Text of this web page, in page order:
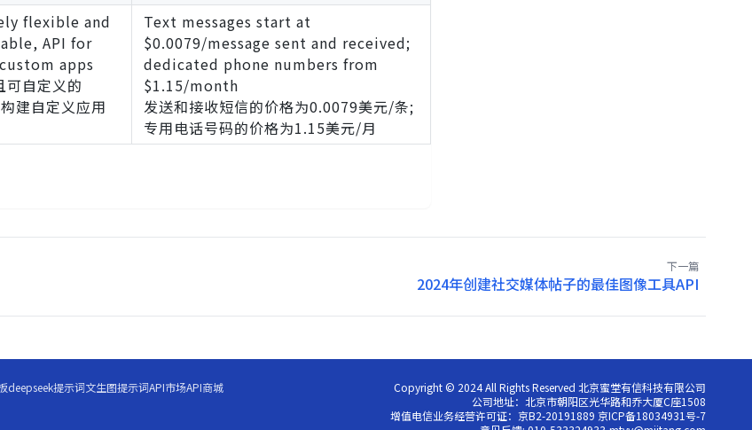
flexible and
API for
apps
可自定义的
建自定义应用
Text messages start at
$0.0079/message sent and received;
dedicated phone numbers from
$1.15/month
发送和接收短信的价格为0.0079美元/条;
专用电话号码的价格为1.15美元/月
下一篇
2024年创建社交媒体帖子的最佳图像工具API
deepseek提示词文生图提示词API市场API商城
Copyright © 2024 All Rights Reserved 北京蜜堂有信科技有限公司
公司地址：北京市朝阳区光华路和乔大厦C座1508
增值电信业务经营许可证：京B2-20191889 京ICP备18034931号-7